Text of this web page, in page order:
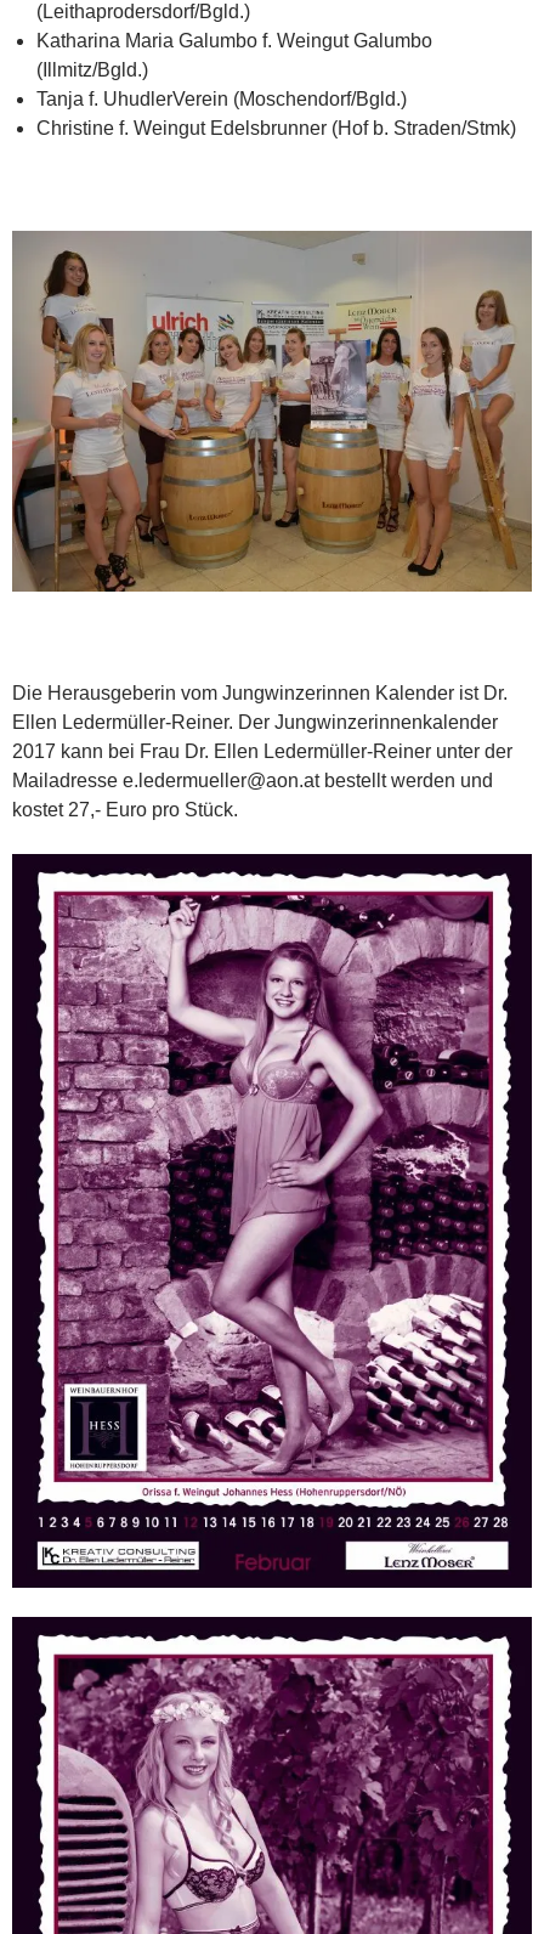
(Leithaprodersdorf/Bgld.)
Katharina Maria Galumbo f. Weingut Galumbo
(Illmitz/Bgld.)
Tanja f. UhudlerVerein (Moschendorf/Bgld.)
Christine f. Weingut Edelsbrunner (Hof b. Straden/Stmk)
Die Herausgeberin vom Jungwinzerinnen Kalender ist Dr.
Ellen Ledermüller-Reiner. Der Jungwinzerinnenkalender
2017 kann bei Frau Dr. Ellen Ledermüller-Reiner unter der
Mailadresse e.ledermueller@aon.at bestellt werden und
kostet 27,- Euro pro Stück.